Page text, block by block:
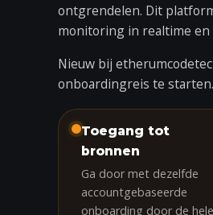
ontgrendelen. Dit
monitoring in realtime
Nieuw bij
onboardingreis te starten.
Toegang tot
bronnen
Ga door met dezelfde
accountgebaseerde
onboarding door de hele